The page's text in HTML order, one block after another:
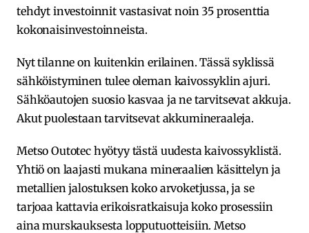
tehdyt investoinnit vastasivat noin 35 prosenttia
kokonaisinvestoinneista.
Nyt tilanne on kuitenkin erilainen. Tässä syklissä
sähköistyminen tulee oleman kaivossyklin ajuri.
Sähköautojen suosio kasvaa ja ne tarvitsevat akkuja.
Akut puolestaan tarvitsevat akkumineraaleja.
Metso Outotec hyötyy tästä uudesta kaivossyklistä.
Yhtiö on laajasti mukana mineraalien käsittelyn ja
metallien jalostuksen koko arvoketjussa, ja se
tarjoaa kattavia erikoisratkaisuja koko prosessiin
aina murskauksesta lopputuotteisiin. Metso